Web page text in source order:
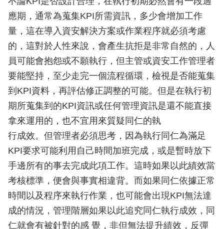
應期，通常為蒐集KPI所需資訊，多少會增加工作
量，這在導入資安解決方案或作業程序就必須考慮
的，這對於人性來說，會產生抗拒是非常自然的，人
員可能會抱怨或不願執行，但主管或資安工作管理者
要能堅持，至少走完一個流程循環，檢視是否能蒐集
到KPI資料，再評估修正調整的可能。但是在執行初
期所蒐集到的KPI資訊或任何管理資訊是還不能直接
拿來運用的，也不宜用來質疑同仁的執
行成效。但管理者必須思考，因為執行同仁為滿足
KPI要求可能利用自己時間加班完成，或是暫時放下
手邊所有的事去完成此項工作。這時如果以此績效當
考核標準，便會與事實相違背。而如果同仁依據正常
時間以及程序來執行作業，也可能會出現KPI無法達
成的情況，管理階層如果以此追究同仁執行成效，同
仁就會有被針對的感 覺，非但無法提升績效，反彈